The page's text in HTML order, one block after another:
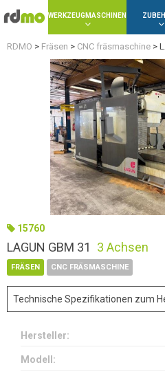
WERKZEUGMASCHINEN
RDMO > Fräsen > CNC fräsmaschine >
15760
LAGUN GBM 31 3 Achsen
FRÄSEN CNC FRÄSMASCHINE
Technische Spezifikationen zum
Hersteller:
Modell: